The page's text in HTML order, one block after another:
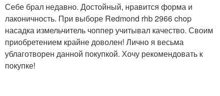
Себе брал недавно. Достойный, нравится форма и
лаконичность. При выборе Redmond rhb 2966 chop
насадка измельчитель чоппер учитывал качество. Своим
приобретением крайне доволен! Лично я весьма
ублаготворен данной покупкой. Хочу рекомендовать к
покупке!